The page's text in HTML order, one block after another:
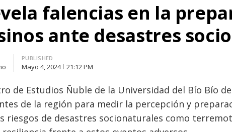
falencias en la
ante desastres
PUBLISHED
Mayo 4, 2024 21:12 PM
de Estudios Ñuble de la Universidad del Bío Bío
de la región para medir la percepción y
riesgos de desastres socionaturales como